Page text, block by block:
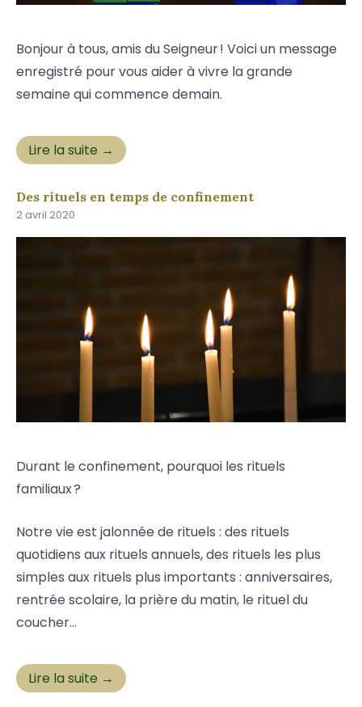
Bonjour à tous, amis du Seigneur ! Voici un message
enregistré pour vous aider à vivre la grande
semaine qui commence demain.
Lire la suite →
Des rituels en temps de confinement
2 avril 2020
Durant le confinement, pourquoi les rituels
familiaux ?
Notre vie est jalonnée de rituels : des rituels
quotidiens aux rituels annuels, des rituels les plus
simples aux rituels plus importants : anniversaires,
rentrée scolaire, la prière du matin, le rituel du
coucher…
Lire la suite →